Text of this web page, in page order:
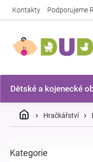
Kontakty Podporujeme
Dětské a kojenecké
DomůHračkářství
o
Přeskočit
Kategorie